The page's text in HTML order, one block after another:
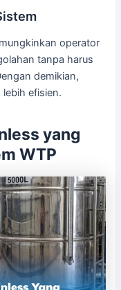
operator
tanpa harus
demikian,
efisien.
yang
WTP